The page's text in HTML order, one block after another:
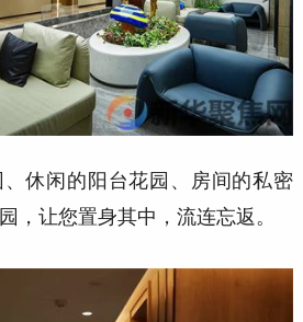
休闲的阳台花园、房间的私密
，让您置身其中，流连忘返。